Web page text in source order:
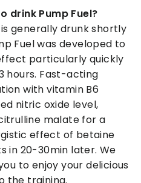
drink Pump Fuel?
generally drunk shortly
Fuel was developed to
particularly quickly
hours. Fast-acting
with vitamin B6
nitric oxide level,
malate for a
effect of betaine
in 20-30min later. We
to enjoy your delicious